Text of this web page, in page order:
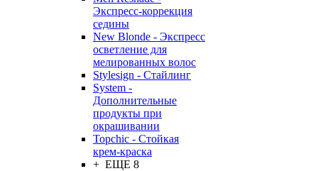
Экспресс-коррекция
седины
New Blonde - Экспресс
осветление для
мелированных волос
Stylesign - Стайлинг
System -
Дополнительные
продукты при
окрашивании
Topchic - Стойкая
крем-краска
+ ЕЩЕ 8